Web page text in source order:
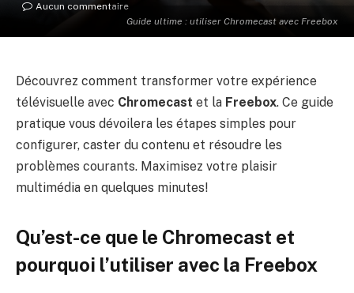
Guide ultime : utiliser Chromecast avec Freebox
Aucun commentaire
Découvrez comment transformer votre expérience
télévisuelle avec Chromecast et la Freebox. Ce guide
pratique vous dévoilera les étapes simples pour
configurer, caster du contenu et résoudre les
problèmes courants. Maximisez votre plaisir
multimédia en quelques minutes!
Qu’est-ce que le Chromecast et
pourquoi l’utiliser avec la Freebox